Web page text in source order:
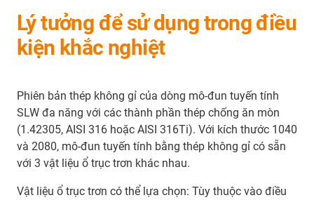
Lý tưởng để sử dụng trong điều
kiện khắc nghiệt
Phiên bản thép không gỉ của dòng mô-đun tuyến tính
SLW đa năng với các thành phần thép chống ăn mòn
(1.42305, AISI 316 hoặc AISI 316Ti). Với kích thước 1040
và 2080, mô-đun tuyến tính bằng thép không gỉ có sẵn
với 3 vật liệu ổ trục trơn khác nhau.
Vật liệu ổ trục trơn có thể lựa chọn: Tùy thuộc vào điều